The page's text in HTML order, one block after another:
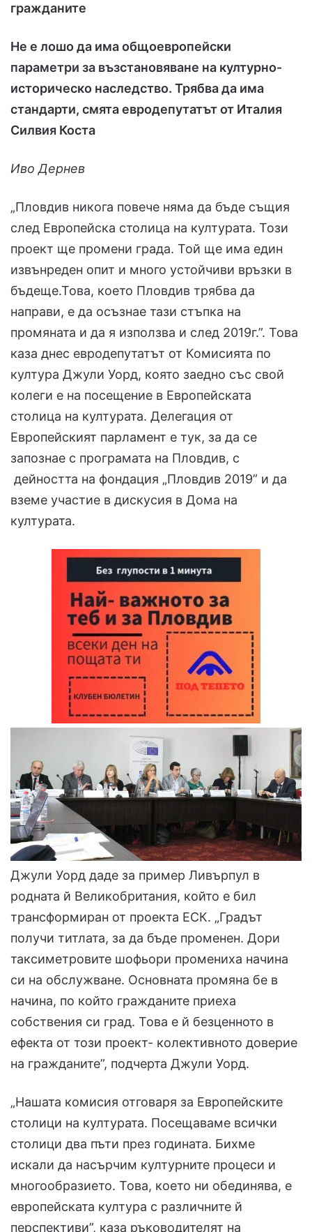
гражданите
Не е лошо да има общоевропейски
параметри за възстановяване на културно-
историческо наследство. Трябва да има
стандарти, смята евродепутатът от Италия
Силвия Коста
Иво Дернев
„Пловдив никога повече няма да бъде същия
след Европейска столица на културата. Този
проект ще промени града. Той ще има един
извънреден опит и много устойчиви връзки в
бъдеще.Това, което Пловдив трябва да
направи, е да осъзнае тази стъпка на
промяната и да я използва и след 2019г.”. Това
каза днес евродепутатът от Комисията по
култура Джули Уорд, която заедно със свой
колеги е на посещение в Европейската
столица на културата. Делегация от
Европейският парламент е тук, за да се
запознае с програмата на Пловдив, с
дейността на фондация „Пловдив 2019” и да
вземе участие в дискусия в Дома на
културата.
Джули Уорд даде за пример Ливърпул в
родната й Великобритания, който е бил
трансформиран от проекта ЕСК. „Градът
получи титлата, за да бъде променен. Дори
таксиметровите шофьори промениха начина
си на обслужване. Основната промяна бе в
начина, по който гражданите приеха
собствения си град. Това е й безценното в
ефекта от този проект- колективното доверие
на гражданите”, подчерта Джули Уорд.
„Нашата комисия отговаря за Европейските
столици на културата. Посещаваме всички
столици два пъти през годината. Бихме
искали да насърчим културните процеси и
многообразието. Това, което ни обединява, е
европейската култура с различните й
перспективи”, каза ръководителят на